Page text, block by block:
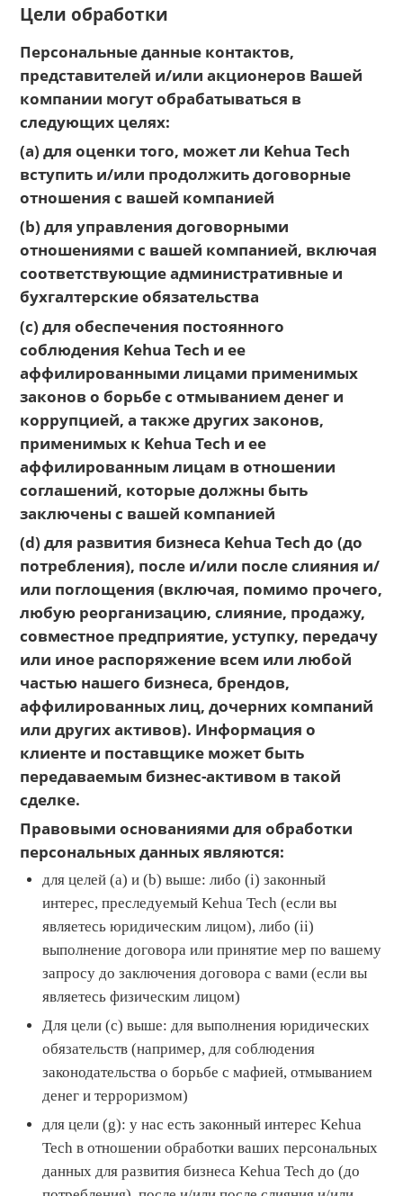
Цели обработки
Персональные данные контактов,
представителей и/или акционеров Вашей
компании могут обрабатываться в
следующих целях:
(a) для оценки того, может ли Kehua Tech
вступить и/или продолжить договорные
отношения с вашей компанией
(b) для управления договорными
отношениями с вашей компанией, включая
соответствующие административные и
бухгалтерские обязательства
(c) для обеспечения постоянного
соблюдения Kehua Tech и ее
аффилированными лицами применимых
законов о борьбе с отмыванием денег и
коррупцией, а также других законов,
применимых к Kehua Tech и ее
аффилированным лицам в отношении
соглашений, которые должны быть
заключены с вашей компанией
(d) для развития бизнеса Kehua Tech до (до
потребления), после и/или после слияния и/
или поглощения (включая, помимо прочего,
любую реорганизацию, слияние, продажу,
совместное предприятие, уступку, передачу
или иное распоряжение всем или любой
частью нашего бизнеса, брендов,
аффилированных лиц, дочерних компаний
или других активов). Информация о
клиенте и поставщике может быть
передаваемым бизнес-активом в такой
сделке.
Правовыми основаниями для обработки
персональных данных являются:
для целей (a) и (b) выше: либо (i) законный
интерес, преследуемый Kehua Tech (если вы
являетесь юридическим лицом), либо (ii)
выполнение договора или принятие мер по вашему
запросу до заключения договора с вами (если вы
являетесь физическим лицом)
Для цели (c) выше: для выполнения юридических
обязательств (например, для соблюдения
законодательства о борьбе с мафией, отмыванием
денег и терроризмом)
для цели (g): у нас есть законный интерес Kehua
Tech в отношении обработки ваших персональных
данных для развития бизнеса Kehua Tech до (до